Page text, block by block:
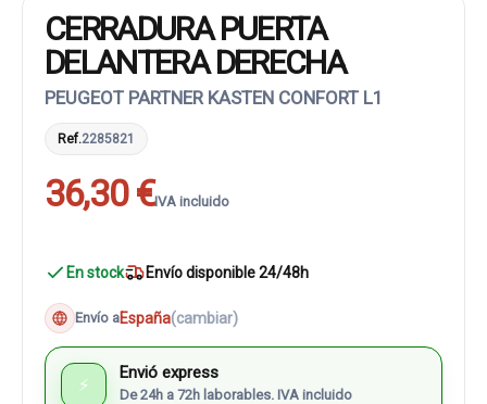
CERRADURA PUERTA
DELANTERA DERECHA
PEUGEOT PARTNER KASTEN CONFORT L1
Ref.2285821
36,30 €IVA incluido
En stock Envío disponible 24/48h
Envío aEspaña(cambiar)
⚡
Envió express
De 24h a 72h laborables. IVA incluido